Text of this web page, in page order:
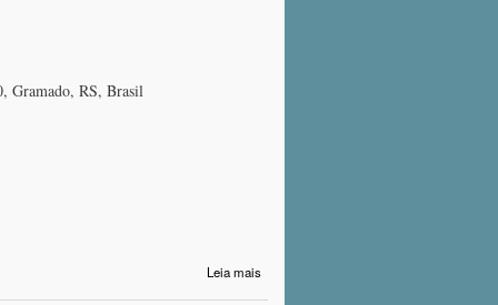
Gramado, RS, Brasil
Leia mais